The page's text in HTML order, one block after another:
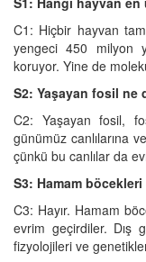
C1: Hiçbir hayvan
yengeci 450 milyon
koruyor. Yine de
S2: Yaşayan fosil ne
C2: Yaşayan fosil,
günümüz canlılarına
çünkü bu canlılar da
S3: Hamam
C3: Hayır. Hamam
evrim geçirdiler. Dış
fizyolojileri ve